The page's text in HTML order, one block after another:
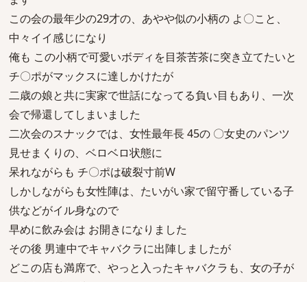
この会の最年少の29才の、あやや似の小柄の よ〇こと、
中々イイ感じになり
俺も この小柄で可愛いボディを目茶苦茶に突き立てたいと
チ〇ポがマックスに達しかけたが
二歳の娘と共に実家で世話になってる負い目もあり、一次
会で帰還してしまいました
二次会のスナックでは、女性最年長 45の 〇女史のパンツ
見せまくりの、ベロベロ状態に
呆れながらも チ〇ポは破裂寸前W
しかしながらも女性陣は、たいがい家で留守番している子
供などがイル身なので
早めに飲み会は お開きになりました
その後 男連中でキャバクラに出陣しましたが
どこの店も満席で、やっと入ったキャバクラも、女の子が